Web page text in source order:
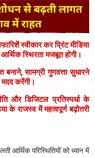
स्वीकार कर प्रिंट मीडिया
स्थिरता मजबूत होगी।
सामग्री गुणवत्ता सुधारने
करेंगी।
और डिजिटल प्रतिस्पर्धा के
के राजस्व में महत्वपूर्ण बढ़ोतरी
आर्थिक परिस्थितियों को ध्यान में